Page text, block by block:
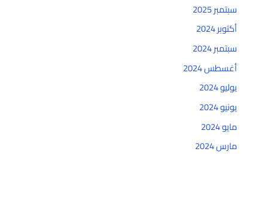
سبتمبر 2025
أكتوبر 2024
سبتمبر 2024
أغسطس 2024
يوليو 2024
يونيو 2024
مايو 2024
مارس 2024